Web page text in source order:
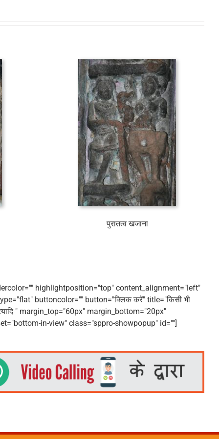
पुरातत्व खजाना
highlightposition="top" content_alignment="left"
buttoncolor="" button="क्लिक करें" title="किसी भी
इत्यादि " margin_top="60px" margin_bottom="20px"
in-view" class="sppro-showpopup" id=""]